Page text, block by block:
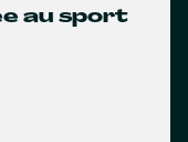
au sport